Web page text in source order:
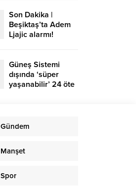
Son Dakika |
Beşiktaş’ta Adem
Ljajic alarmı!
Güneş Sistemi
dışında ‘süper
yaşanabilir’ 24 öte
Gündem
Manşet
Spor